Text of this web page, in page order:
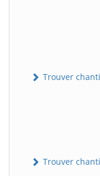
Trouver
Trouver